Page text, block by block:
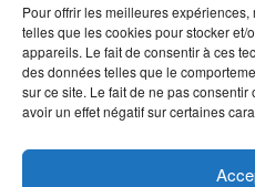
Pour offrir les meilleures
telles que les cookies pour stocker
appareils. Le fait de consentir à ces
des données telles que le
sur ce site. Le fait de ne pas
avoir un effet négatif sur certaines
Combien de fois arroser un cactus ?
Quelles fleurs offrir pour la fête des
Idées de décoration avec fleurs